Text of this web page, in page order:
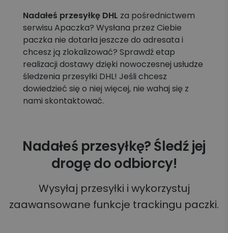
Nadałeś przesyłkę DHL za pośrednictwem
serwisu Apaczka? Wysłana przez Ciebie
paczka nie dotarła jeszcze do adresata i
chcesz ją zlokalizować? Sprawdź etap
realizacji dostawy dzięki nowoczesnej usłudze
śledzenia przesyłki DHL! Jeśli chcesz
dowiedzieć się o niej więcej, nie wahaj się z
nami skontaktować.
Nadałeś przesyłkę? Śledź jej
drogę do odbiorcy!
Wysyłaj przesyłki i wykorzystuj
zaawansowane funkcje trackingu paczki.